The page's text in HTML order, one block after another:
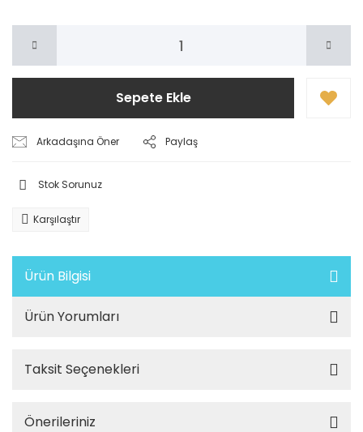
Sepete Ekle
Arkadaşına Öner Paylaş
Stok Sorunuz
Karşılaştır
Ürün Bilgisi
Ürün Yorumları
Taksit Seçenekleri
Önerileriniz